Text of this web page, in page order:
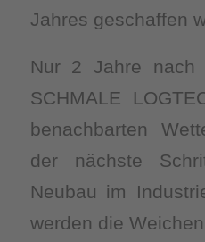
Jahres geschaffen
Nur 2 Jahre nach
SCHMALE
benachbarten
der nächste
Neubau im
werden die